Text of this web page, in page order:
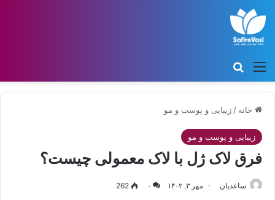
منو
خانه / زیبایی و پوست و مو
زیبایی و پوست و مو
فرق لاک ژل با لاک معمولی چیست؟
ساعدیان مهر ۳, ۱۴۰۲ ۰ 262